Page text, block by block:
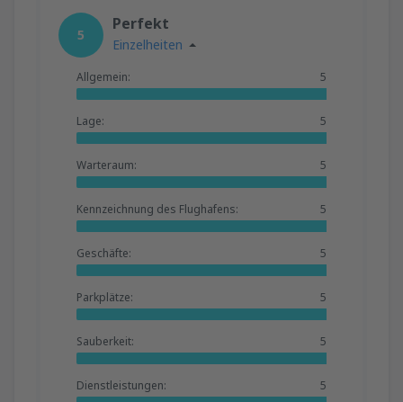
5
Perfekt
Einzelheiten
Allgemein: 5
Lage: 5
Warteraum: 5
Kennzeichnung des Flughafens: 5
Geschäfte: 5
Parkplätze: 5
Sauberkeit: 5
Dienstleistungen: 5